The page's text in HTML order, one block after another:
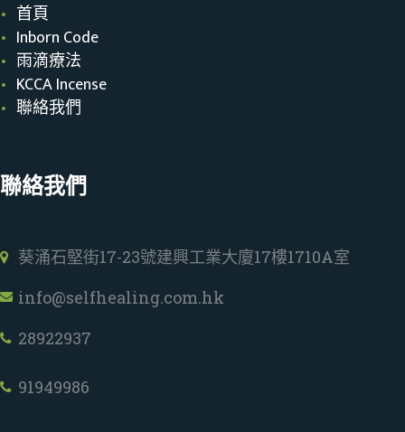
首頁
Inborn Code
雨滴療法
KCCA Incense
聯絡我們
聯絡我們
葵涌石堅街17-23號建興工業大廈17樓1710A室
info@selfhealing.com.hk
28922937
91949986